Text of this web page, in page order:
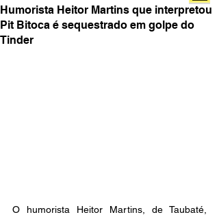
Humorista Heitor Martins que interpretou
Pit Bitoca é sequestrado em golpe do
Tinder
O humorista Heitor Martins, de Taubaté,